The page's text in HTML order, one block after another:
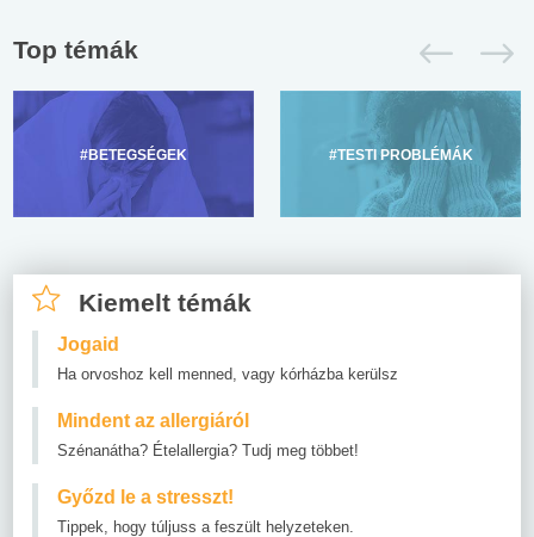
Top témák
#BETEGSÉGEK #TESTI PROBLÉMÁK
Kiemelt témák
Jogaid
Ha orvoshoz kell menned, vagy kórházba kerülsz
Mindent az allergiáról
Szénanátha? Ételallergia? Tudj meg többet!
Győzd le a stresszt!
Tippek, hogy túljuss a feszült helyzeteken.